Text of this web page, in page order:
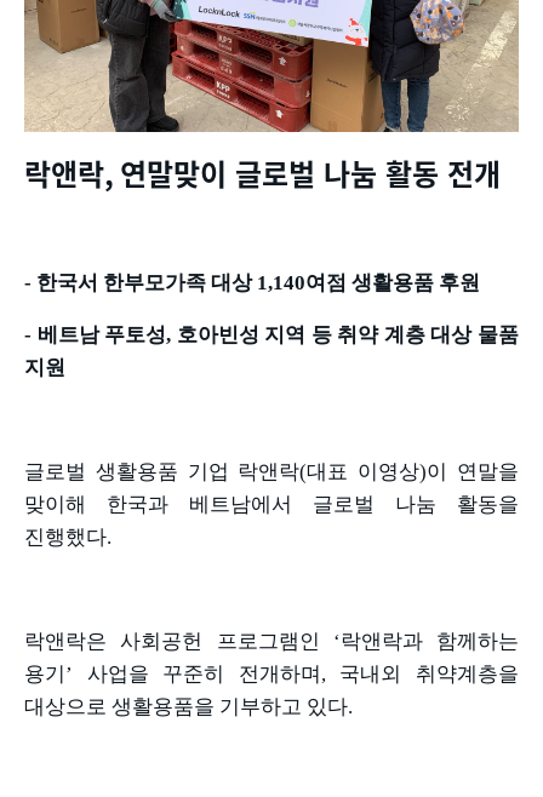
락앤락, 연말맞이 글로벌 나눔 활동 전개
- 한국서 한부모가족 대상1,140여점 생활용품 후원
- 베트남 푸토성, 호아빈성 지역 등 취약 계층 대상 물품
지원
글로벌 생활용품 기업 락앤락(대표 이영상)이 연말을
맞이해 한국과 베트남에서 글로벌 나눔 활동을
진행했다.
락앤락은 사회공헌 프로그램인 ‘락앤락과 함께하는
용기 ’ 사업을 꾸준히 전개하며 , 국내외 취약계층을
대상으로 생활용품을 기부하고 있다.